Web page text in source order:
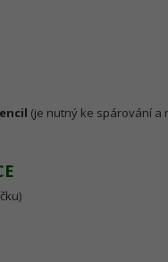
(je nutný ke spárování a